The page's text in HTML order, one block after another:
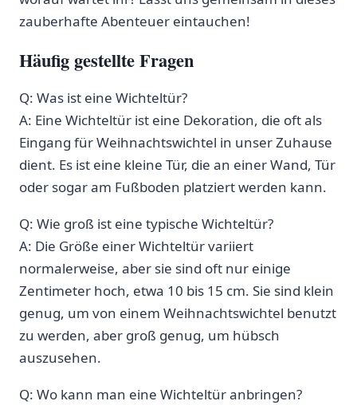
zauberhafte Abenteuer⁤ eintauchen! ⁢
Häufig gestellte Fragen
Q: Was ist eine ‍Wichteltür?
A: Eine Wichteltür ist ⁢eine Dekoration, die oft als
‍Eingang für Weihnachtswichtel in unser Zuhause
dient. Es ist eine kleine Tür, die an einer Wand, Tür
oder sogar am Fußboden platziert werden ‌kann.
Q: Wie groß ⁢ist‌ eine typische Wichteltür?
A: ⁤Die⁤ Größe einer ⁢Wichteltür variiert
normalerweise, aber sie sind ⁢oft‍ nur einige
Zentimeter hoch, ‌etwa 10 bis 15 cm. ‍Sie sind klein
genug,⁢ um von‌ einem Weihnachtswichtel benutzt
zu werden, aber groß genug, um hübsch
auszusehen.
Q: Wo kann ‍man‍ eine⁢ Wichteltür anbringen?